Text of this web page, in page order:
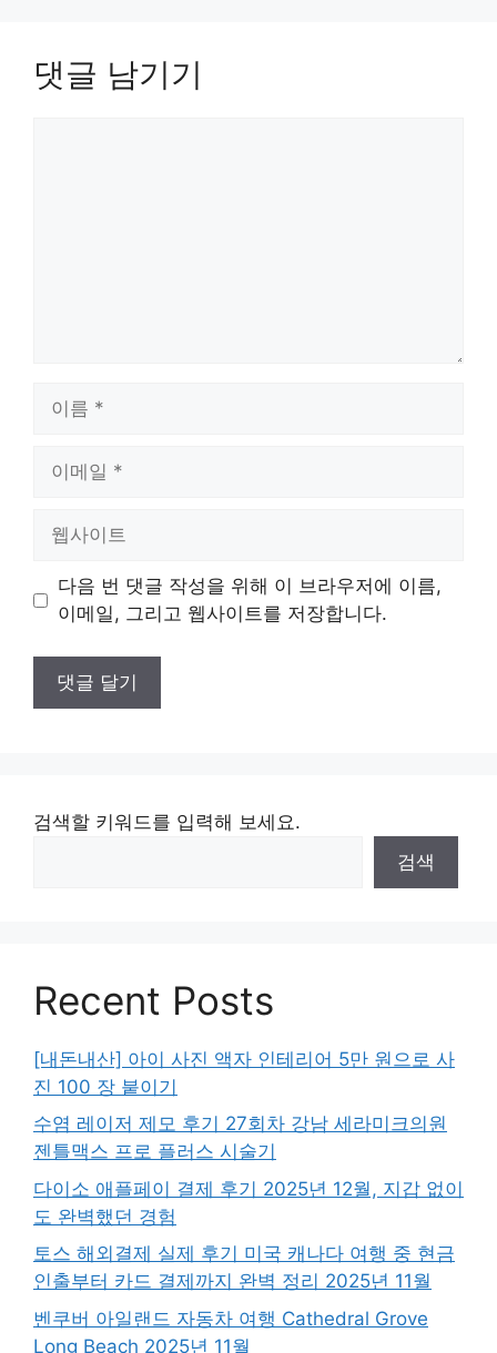
댓글 남기기
트
다음 번 댓글 작성을 위해 이 브라우저에 이름,
이메일, 그리고 웹사이트를 저장합니다.
검색할 키워드를 입력해 보세요.
검색
Recent Posts
[내돈내산] 아이 사진 액자 인테리어 5만 원으로 사
진 100 장 붙이기
수염 레이저 제모 후기 27회차 강남 세라미크의원
젠틀맥스 프로 플러스 시술기
다이소 애플페이 결제 후기 2025년 12월, 지갑 없이
도 완벽했던 경험
토스 해외결제 실제 후기 미국 캐나다 여행 중 현금
인출부터 카드 결제까지 완벽 정리 2025년 11월
벤쿠버 아일랜드 자동차 여행 Cathedral Grove
Long Beach 2025년 11월